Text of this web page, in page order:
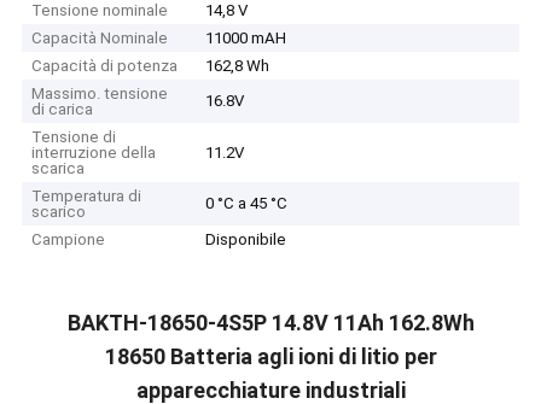
Tensione nominale
14,8 V
Capacità Nominale
11000 mAH
Capacità di potenza
162,8 Wh
Massimo. tensione
di carica
16.8V
Tensione di
interruzione della
scarica
11.2V
Temperatura di
scarico
0 °C a 45 °C
Campione
Disponibile
BAKTH-18650-4S5P 14.8V 11Ah 162.8Wh
18650 Batteria agli ioni di litio per
apparecchiature industriali